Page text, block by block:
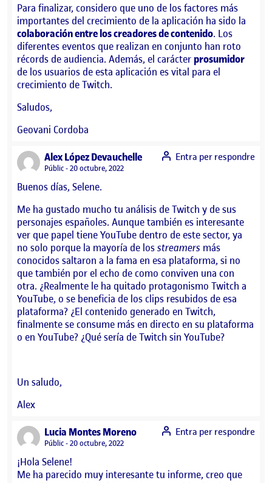
Para finalizar, considero que uno de los factores más
importantes del crecimiento de la aplicación ha sido la
colaboración entre los creadores de contenido. Los
diferentes eventos que realizan en conjunto han roto
récords de audiencia. Además, el carácter prosumidor
de los usuarios de esta aplicación es vital para el
crecimiento de Twitch.
Saludos,
Geovani Cordoba
Alex López Devauchellesays:
Visibilitat:
Públic 20 octubre, 2022
Buenos días, Selene.
Me ha gustado mucho tu análisis de Twitch y de sus
personajes españoles. Aunque también es interesante
ver que papel tiene YouTube dentro de este sector, ya
no solo porque la mayoría de losstreamers más
conocidos saltaron a la fama en esa plataforma, si no
que también por el echo de como conviven una con
otra. ¿Realmente le ha quitado protagonismo Twitch a
YouTube, o se beneficia de los clips resubidos de esa
plataforma? ¿El contenido generado en Twitch,
finalmente se consume más en directo en su plataforma
o en YouTube? ¿Qué sería de Twitch sin YouTube?
Un saludo,
Alex
Entra per respondre
Lucia Montes Morenosays:
Visibilitat:
Públic 20 octubre, 2022
¡Hola Selene!
Me ha parecido muy interesante tu informe, creo que
Entra per respondre